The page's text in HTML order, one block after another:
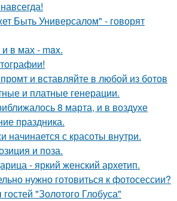
Быть Универсалом" - говорят
в мах - max.
и вставляйте в любой из ботов
и платные генерации.
8 марта, и в воздухе
праздника.
начинается с красоты внутри.
и поза.
- яркий женский архетип.
нужно готовиться к фотосессии?
"Золотого Глобуса"